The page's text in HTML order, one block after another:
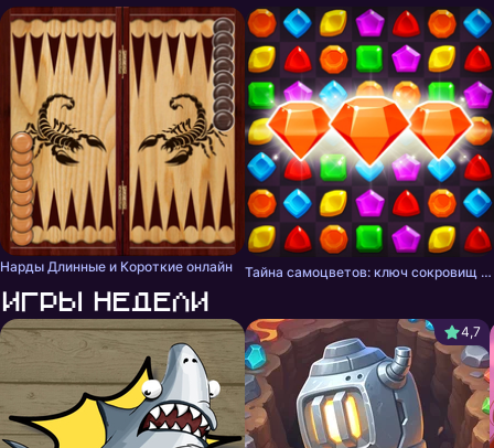
Нарды Длинные и Короткие онлайн Тайна самоцветов: ключ сокровищ - три в ряд
Игры недели
4,7